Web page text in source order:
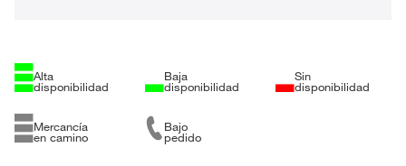
Alta
disponibilidad
Baja
disponibilidad
Sin
disponibilidad
Mercancía
en camino
Bajo
pedido